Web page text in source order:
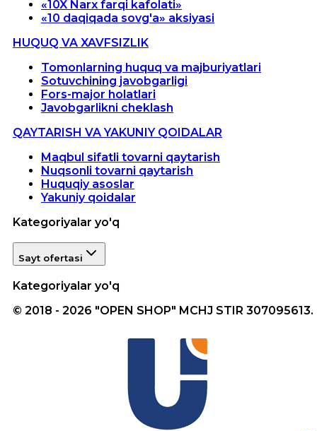
«10X Narx farqi kafolati»
«10 daqiqada sovg'a» aksiyasi
HUQUQ VA XAVFSIZLIK
Tomonlarning huquq va majburiyatlari
Sotuvchining javobgarligi
Fors-major holatlari
Javobgarlikni cheklash
QAYTARISH VA YAKUNIY QOIDALAR
Maqbul sifatli tovarni qaytarish
Nuqsonli tovarni qaytarish
Huquqiy asoslar
Yakuniy qoidalar
Kategoriyalar yo'q
Sayt ofertasi
Kategoriyalar yo'q
© 2018 - 2026 "OPEN SHOP" MCHJ STIR 307095613.